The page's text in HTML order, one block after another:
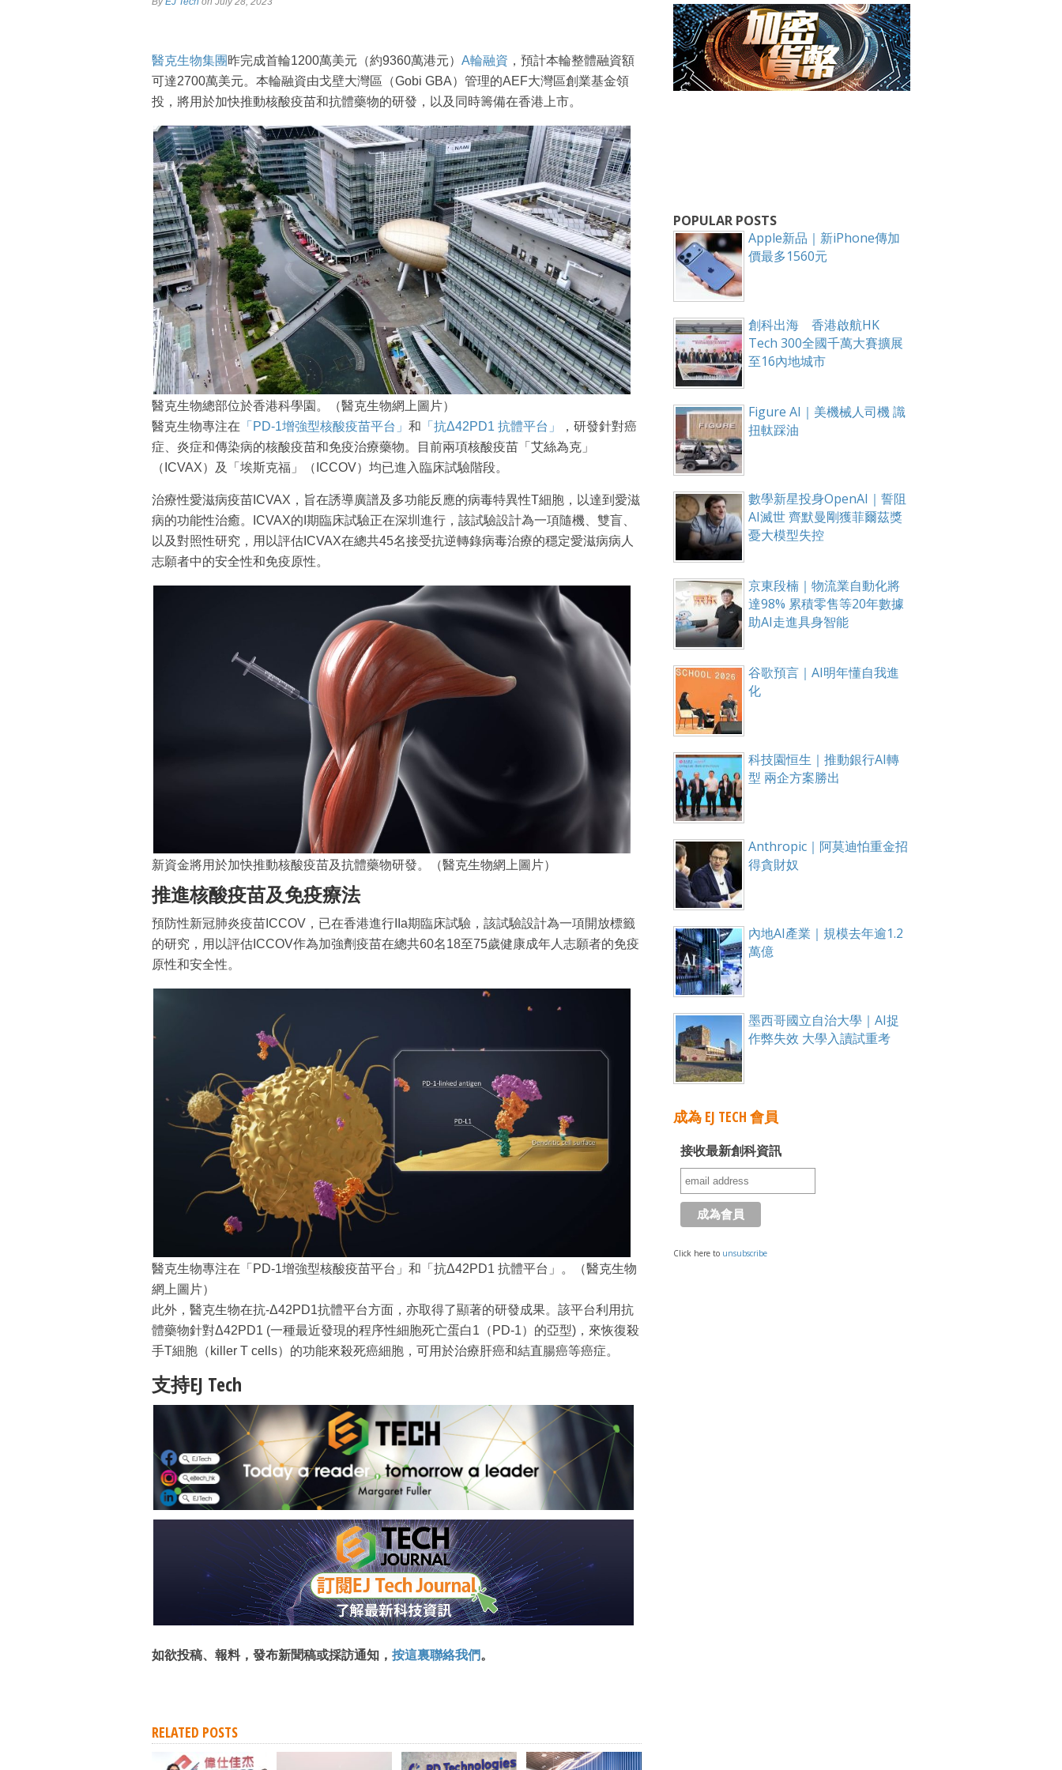
醫克生物集團昨完成首輪1200萬美元（約9360萬港元） A輪融資 ，預計本輪整體融資額
可達2700萬美元。本輪融資由戈壁大灣區（Gobi GBA）管理的AEF大灣區創業基金領
投，將用於加快推動核酸疫苗和抗體藥物的研發，以及同時籌備在香港上市。
醫克生物總部位於香港科學園。（醫克生物網上圖片）
醫克生物專注在 「PD-1增強型核酸疫苗平台」 和 「抗Δ42PD1 抗體平台」
，研發針對癌
症、炎症和傳染病的核酸疫苗和免疫治療藥物。目前兩項核酸疫苗「艾絲為克」
（ICVAX）及「埃斯克福」（ICCOV）均已進入臨床試驗階段。
治療性愛滋病疫苗ICVAX，旨在誘導廣譜及多功能反應的病毒特異性T細胞，以達到愛滋
病的功能性治癒。ICVAX的I期臨床試驗正在深圳進行，該試驗設計為一項隨機、雙盲、
以及對照性研究，用以評估ICVAX在總共45名接受抗逆轉錄病毒治療的穩定愛滋病病人
志願者中的安全性和免疫原性。
新資金將用於加快推動核酸疫苗及抗體藥物研發。（醫克生物網上圖片）
推進核酸疫苗及免疫療法
預防性新冠肺炎疫苗ICCOV，已在香港進行IIa期臨床試驗，該試驗設計為一項開放標籤
的研究，用以評估ICCOV作為加強劑疫苗在總共60名18至75歲健康成年人志願者的免疫
原性和安全性。
醫克生物專注在「PD-1增強型核酸疫苗平台」和「抗Δ42PD1 抗體平台」。（醫克生物
網上圖片）
此外，醫克生物在抗-Δ42PD1抗體平台方面，亦取得了顯著的研發成果。該平台利用抗
體藥物針對Δ42PD1 (一種最近發現的程序性細胞死亡蛋白1（PD-1）的亞型)，來恢復殺
手T細胞（killer T cells）的功能來殺死癌細胞，可用於治療肝癌和結直腸癌等癌症。
支持EJ Tech
如欲投稿、報料，發布新聞稿或採訪通知， 按這裏聯絡我們。
RELATED POSTS
POPULAR POSTS
Apple新品｜新iPhone傳加
價最多1560元
創科出海 香港啟航HK
Tech 300全國千萬大賽擴展
至16內地城市
Figure AI｜美機械人司機 識
扭軚踩油
數學新星投身OpenAI｜誓阻
AI滅世 齊默曼剛獲菲爾茲獎
憂大模型失控
京東段楠｜物流業自動化將
達98% 累積零售等20年數據
助AI走進具身智能
谷歌預言｜AI明年懂自我進
化
科技園恒生｜推動銀行AI轉
型 兩企方案勝出
Anthropic｜阿莫迪怕重金招
得貪財奴
內地AI產業｜規模去年逾1.2
萬億
墨西哥國立自治大學｜AI捉
作弊失效 大學入讀試重考
成為 EJ TECH 會員
接收最新創科資訊
Click here to unsubscribe
成為 EJ Tech 會員
最新資訊（附創業懶人包），直達郵箱！